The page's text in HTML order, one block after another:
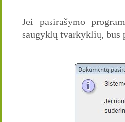
Jei pasirašymo
saugyklų tvarkyklių, bus